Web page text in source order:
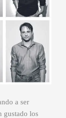
a ser
gustado los